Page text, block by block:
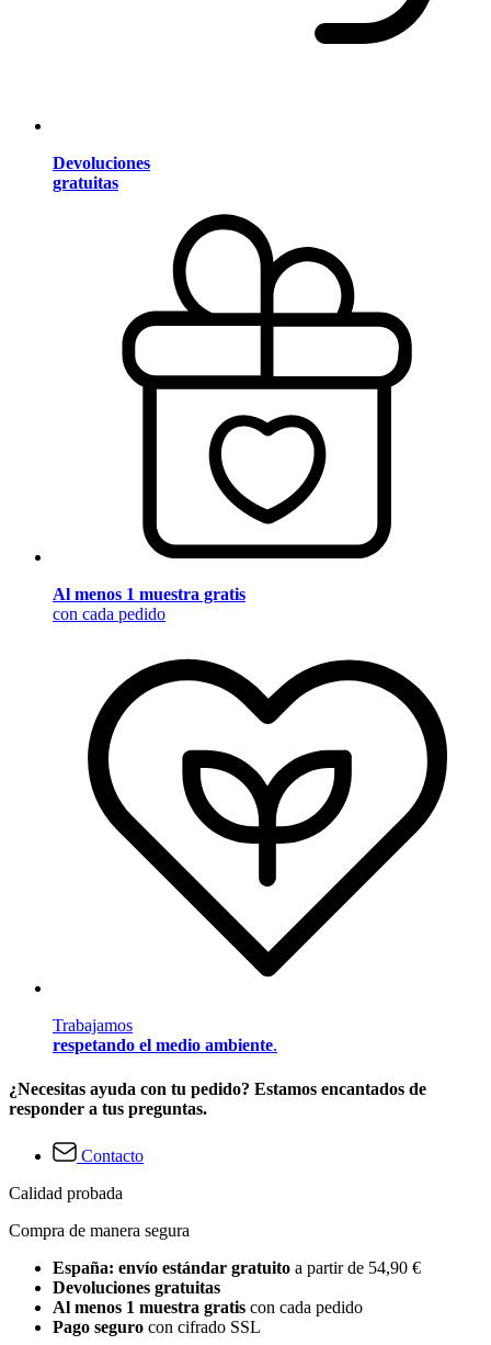
Devoluciones
gratuitas
Al menos 1 muestra gratis
con cada pedido
Trabajamos
respetando el medio ambiente.
¿Necesitas ayuda con tu pedido? Estamos encantados de
responder a tus preguntas.
Contacto
Calidad probada
Compra de manera segura
España: envío estándar gratuito a partir de 54,90 €
Devoluciones gratuitas
Al menos 1 muestra gratis con cada pedido
Pago seguro con cifrado SSL